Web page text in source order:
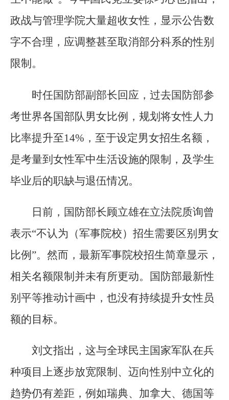
政战与管理学院大量超收女性，显示公告数
字不合理，应调整甚至取消部分科系的性别
限制。
时任国防部副部长回应，过去国防部参
考世界各国部队男女比例，规划将女性人力
比率提升至14%，至于设定男女招生名额，
是考量到女性军中生活设施的限制，及学生
毕业后的职缺与退伍情况。
日前，国防部长顾立雄在立法院质询曾
表示“不认为（军事院校）招生需要区别男女
比例”。然而，最新军事院校招生简章显示，
相关名额限制并未有所更动。国防部最新性
别平等推动计画中，也没有持续提升女性员
额的目标。
刘文指出，这与全球民主国家军队在兵
种项目上逐步放宽限制、迈向性别中立化的
趋势仍有差距，例如瑞典、加拿大、德国等